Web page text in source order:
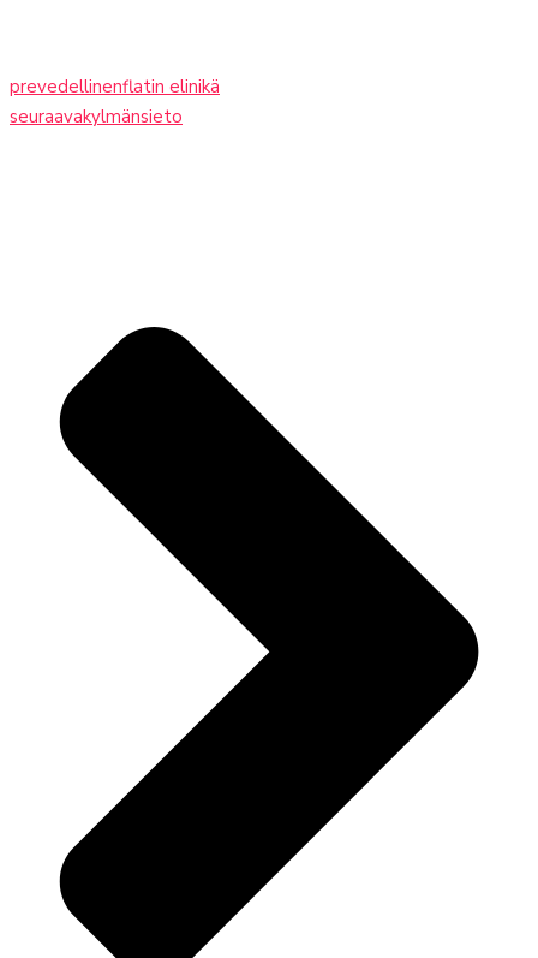
prevedellinenflatin elinikä
seuraavakylmänsieto